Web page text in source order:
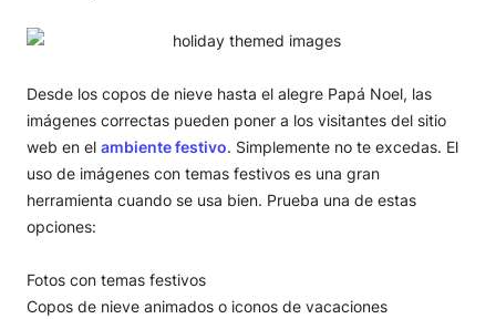
Desde los copos de nieve hasta el alegre Papá Noel, las
imágenes correctas pueden poner a los visitantes del sitio
web en el ambiente festivo. Simplemente no te excedas. El
uso de imágenes con temas festivos es una gran
herramienta cuando se usa bien. Prueba una de estas
opciones:
Fotos con temas festivos
Copos de nieve animados o iconos de vacaciones